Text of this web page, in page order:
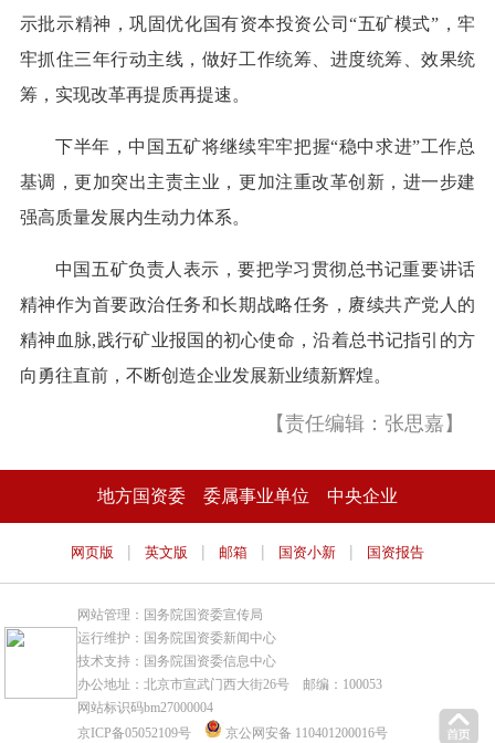
示批示精神，巩固优化国有资本投资公司“五矿模式”，牢
牢抓住三年行动主线，做好工作统筹、进度统筹、效果统
筹，实现改革再提质再提速。
下半年，中国五矿将继续牢牢把握“稳中求进”工作总
基调，更加突出主责主业，更加注重改革创新，进一步建
强高质量发展内生动力体系。
中国五矿负责人表示，要把学习贯彻总书记重要讲话
精神作为首要政治任务和长期战略任务，赓续共产党人的
精神血脉,践行矿业报国的初心使命，沿着总书记指引的方
向勇往直前，不断创造企业发展新业绩新辉煌。
【责任编辑：张思嘉】
地方国资委 委属事业单位 中央企业
网页版 | 英文版 | 邮箱 | 国资小新 | 国资报告
网站管理：国务院国资委宣传局
运行维护：国务院国资委新闻中心
技术支持：国务院国资委信息中心
办公地址：北京市宣武门西大街26号 邮编：100053
网站标识码bm27000004
京ICP备05052109号
京公网安备 110401200016号